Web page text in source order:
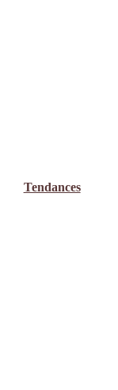
Tendances